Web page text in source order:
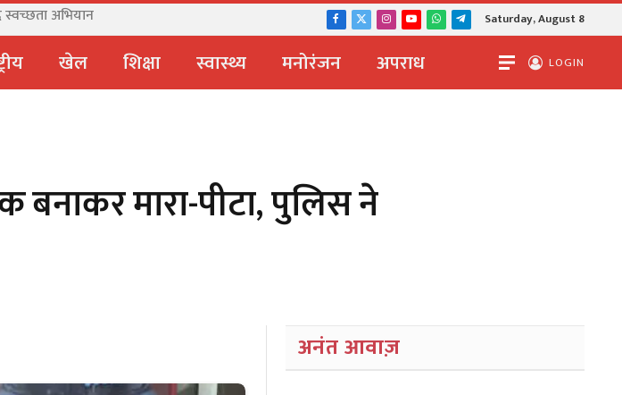
अभियान Facebook
X
Instagram
YouTubeWhatsApp
TelegramSaturday, August 8
खेल शिक्षा स्वास्थ्य मनोरंजन अपराध LOGIN
मारा-पीटा, पुलिस ने
अनंत आवाज़